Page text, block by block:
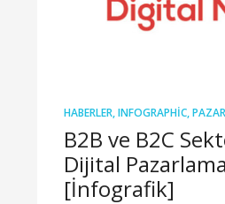
HABERLER,INFOGRAPHIC,
B2B ve B2C
Dijital
[İnfografik]